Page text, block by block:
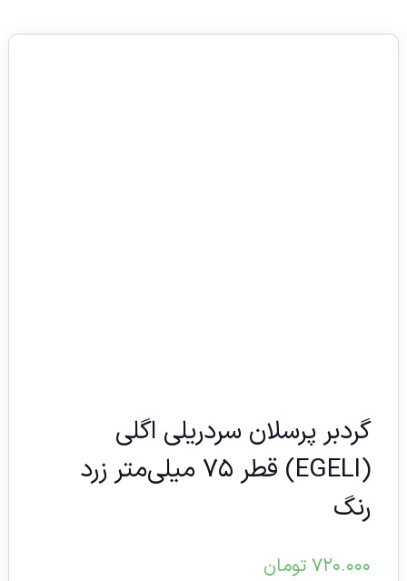
گردبر پرسلان سردریلی اگلی
(EGELI) قطر ۷۵ میلی‌متر زرد
رنگ
۷۲۰.۰۰۰ تومان